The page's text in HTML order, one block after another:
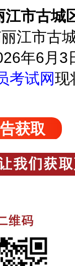
江市古城
江市古
年6月
考试网现
获取